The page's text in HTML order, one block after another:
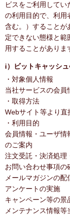
ビスをご利用して
の利用目的で、利用
含む。）することが
定できない態様と範
用することがありま
i）ビットキャッシ
・対象個人情報
当社サービスの会員
・取得方法
Webサイト等より直
・利用目的
会員情報・ユーザ情
のご案内
注文受託・決済処理
お問い合わせ事項の
メールマガジンの配
アンケートの実施
キャンペーン等の景
メンテナンス情報